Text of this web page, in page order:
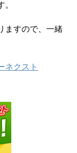
ますので、一緒
ネクスト